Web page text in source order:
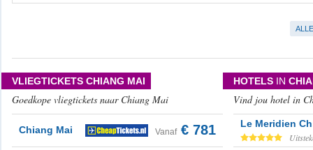
VLIEGTICKETS CHIANG MAI
Goedkope vliegtickets naar Chiang Mai
Chiang Mai Vanaf € 781
HOTELS IN
Vind jou hotel in
Le Meridien